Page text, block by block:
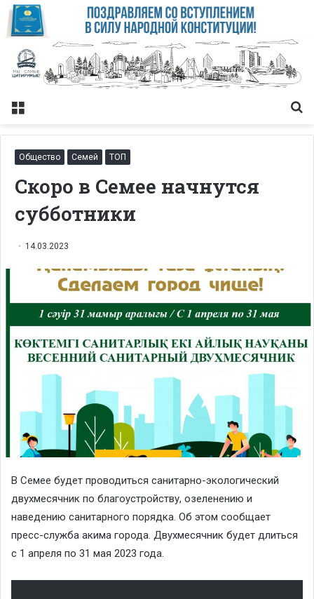
Меню
Общество Семей ТОП
Скоро в Семее начнутся
субботники
14.03.2023
В Семее будет проводиться санитарно-экологический
двухмесячник по благоустройству, озеленению и
наведению санитарного порядка. Об этом сообщает
пресс-служба акима города. Двухмесячник будет длиться
с 1 апреля по 31 мая 2023 года.